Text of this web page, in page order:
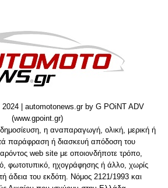
| automotonews.gr by G POiNT ADV
(www.gpoint.gr)
η αναπαραγωγή, ολική, μερική ή
παράφραση ή διασκευή απόδοση του
web site με οποιονδήποτε τρόπο,
φωτοτυπικό, ηχογράφησης ή άλλο, χωρίς
άδεια του εκδότη. Νόμος 2121/1993 και